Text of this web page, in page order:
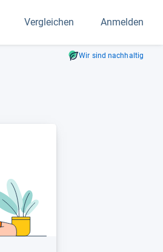
Vergleichen Anmelden
Wir sind nachhaltig